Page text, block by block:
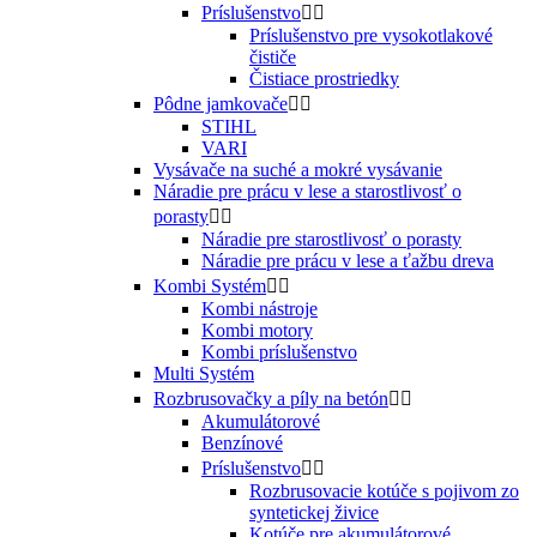
Príslušenstvo 
Príslušenstvo pre vysokotlakové
čističe
Čistiace prostriedky
Pôdne jamkovače 
STIHL
VARI
Vysávače na suché a mokré vysávanie
Náradie pre prácu v lese a starostlivosť o
porasty 
Náradie pre starostlivosť o porasty
Náradie pre prácu v lese a ťažbu dreva
Kombi Systém 
Kombi nástroje
Kombi motory
Kombi príslušenstvo
Multi Systém
Rozbrusovačky a píly na betón 
Akumulátorové
Benzínové
Príslušenstvo 
Rozbrusovacie kotúče s pojivom zo
syntetickej živice